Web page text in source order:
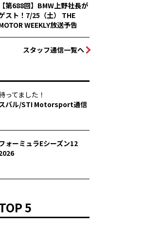
【第688回】BMW上野社長が
スト！7/25（土） THE
WEEKLY放送予告
スタッフ通信一覧へ
ってました！
バル/STI Motorsport通信
ォーミュラEシーズン12
5